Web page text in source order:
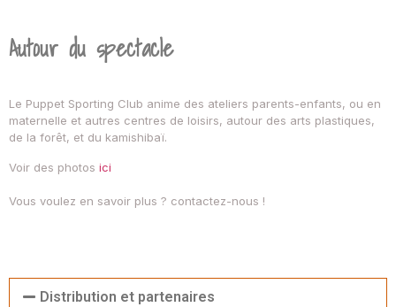
Autour du spectacle
Le Puppet Sporting Club anime des ateliers parents-enfants, ou en
maternelle et autres centres de loisirs, autour des arts plastiques,
de la forêt, et du kamishibaï.
Voir des photos ici
Vous voulez en savoir plus ? contactez-nous !
Distribution et partenaires